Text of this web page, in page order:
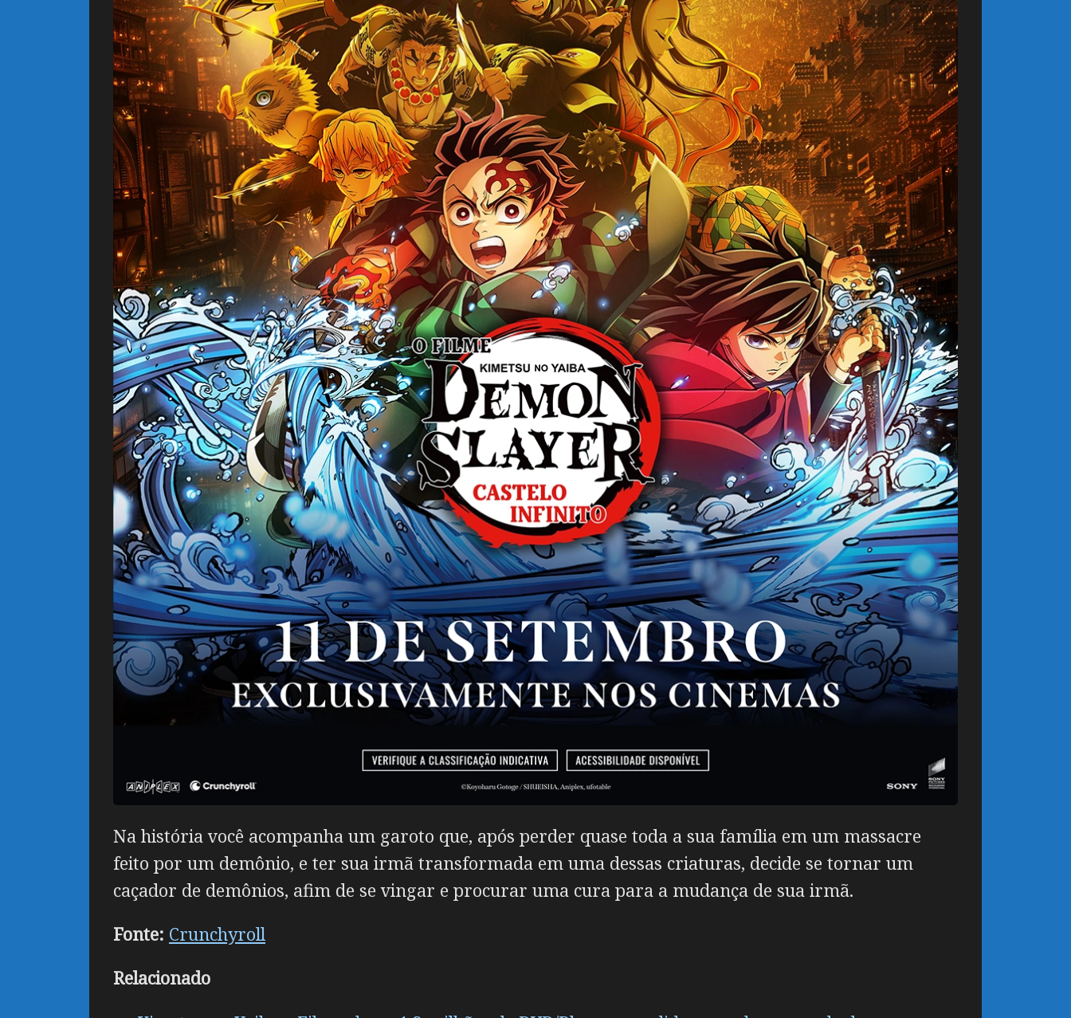
Na história você acompanha um garoto que, após perder quase toda a sua família em um massacre
feito por um demônio, e ter sua irmã transformada em uma dessas criaturas, decide se tornar um
caçador de demônios, afim de se vingar e procurar uma cura para a mudança de sua irmã.
Fonte: Crunchyroll
Relacionado